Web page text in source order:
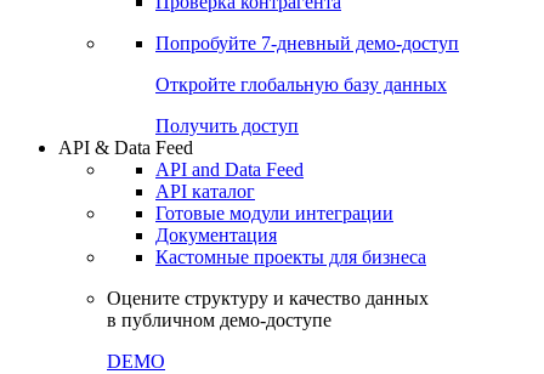
Попробуйте 7-дневный демо-доступ
Откройте глобальную базу данных
Получить доступ
API & Data Feed
API and Data Feed
API каталог
Готовые модули интеграции
Документация
Кастомные проекты для бизнеса
Оцените структуру и качество данных
в публичном демо-доступе
DEMO